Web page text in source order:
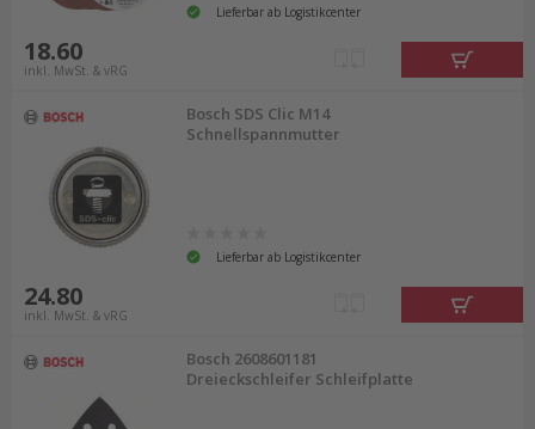
Lieferbar ab Logistikcenter
18.60
inkl. MwSt. & vRG
Bosch SDS Clic M14
Schnellspannmutter
Lieferbar ab Logistikcenter
24.80
inkl. MwSt. & vRG
Bosch 2608601181
Dreieckschleifer Schleifplatte